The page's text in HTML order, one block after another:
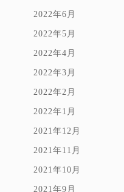
2022年6月
2022年5月
2022年4月
2022年3月
2022年2月
2022年1月
2021年12月
2021年11月
2021年10月
2021年9月